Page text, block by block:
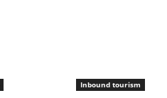
Inbound tourism